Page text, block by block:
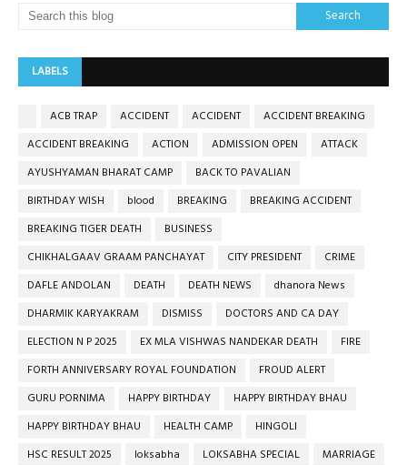
LABELS
ACB TRAP ACCIDENT ACCIDENT
ACCIDENT BREAKING
ACCIDENT BREAKING
ACTION ADMISSION OPEN
ATTACK
AYUSHYAMAN BHARAT CAMP
BACK TO PAVALIAN
BIRTHDAY WISH
blood BREAKING
BREAKING ACCIDENT
BREAKING TIGER DEATH
BUSINESS
CHIKHALGAAV GRAAM PANCHAYAT
CITY PRESIDENT
CRIME
DAFLE ANDOLAN
DEATH DEATH NEWS
dhanora News
DHARMIK KARYAKRAM
DISMISS
DOCTORS AND CA DAY
ELECTION N P 2025
EX MLA VISHWAS NANDEKAR DEATH
FIRE
FORTH ANNIVERSARY ROYAL FOUNDATION
FROUD ALERT
GURU PORNIMA
HAPPY BIRTHDAY
HAPPY BIRTHDAY BHAU
HAPPY BIRTHDAY BHAU
HEALTH CAMP
HINGOLI
HSC RESULT 2025
loksabha LOKSABHA SPECIAL
MARRIAGE